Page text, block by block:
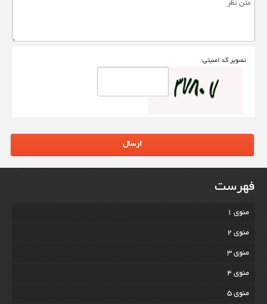
تصوير کد امنيتی:
ارسال
فهرست
منوی 1
منوی 2
منوی 3
منوی 4
منوی 5